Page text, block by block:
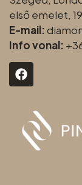
első emelet,
E-mail:
Info vonal: